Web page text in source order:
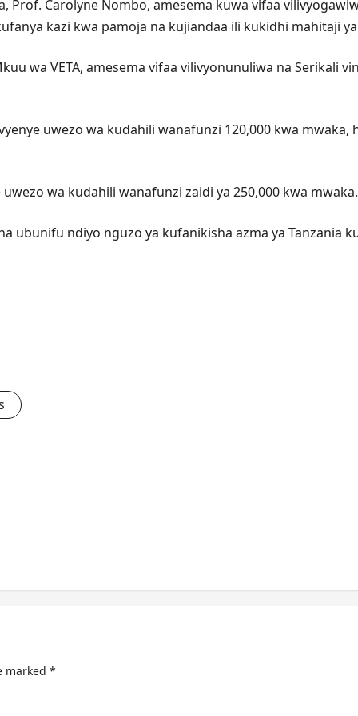
Prof. Carolyne Nombo, amesema kuwa vifaa
kazi kwa pamoja na kujiandaa ili kukidhi mahitaji
wa VETA, amesema vifaa vilivyonunuliwa na Serikali
uwezo wa kudahili wanafunzi 120,000 kwa
wa kudahili wanafunzi zaidi ya 250,000 kwa mwaka.
ubunifu ndiyo nguzo ya kufanikisha azma ya Tanzania
marked *